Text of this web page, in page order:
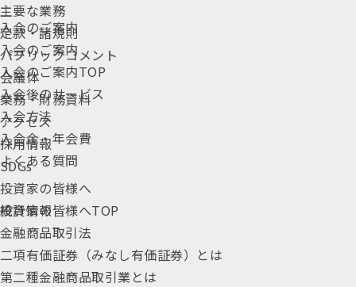
入会のご案内
入会のご案内
入会のご案内TOP
入会後のサービス
入会方法
入会金・年会費
よくある質問
統計情報
主要な業務
定款・諸規則
パブリックコメント
会議体
業務・財務資料
アクセス
採用情報
SDGs
投資家の皆様へ
投資家の皆様へTOP
金融商品取引法
二項有価証券（みなし有価証券）とは
第二種金融商品取引業とは